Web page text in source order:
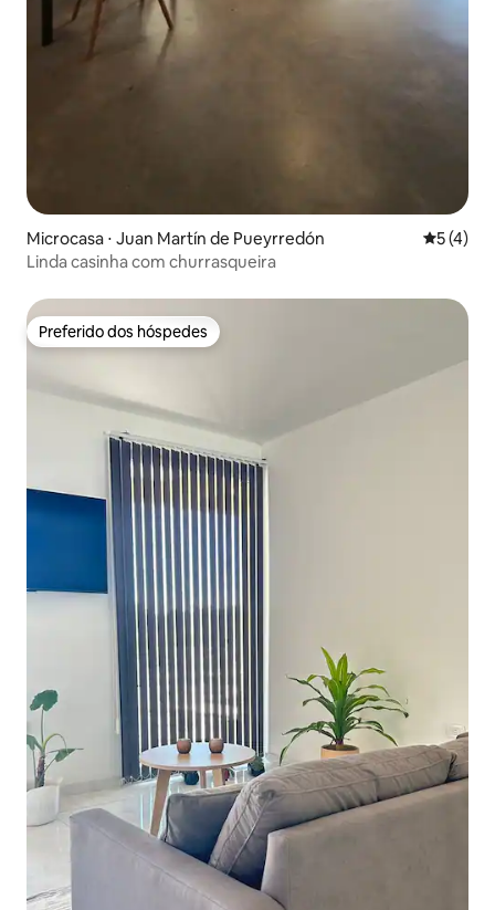
Microcasa ⋅ Juan Martín de Pueyrredón 5 de
5 (4)
Linda casinha com churrasqueira
Preferido dos hóspedes
Preferido dos hóspedes